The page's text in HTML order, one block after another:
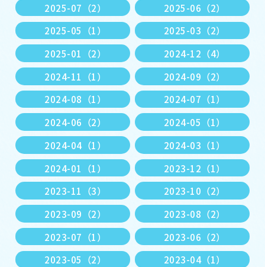
2025-07（2）
2025-06（2）
2025-05（1）
2025-03（2）
2025-01（2）
2024-12（4）
2024-11（1）
2024-09（2）
2024-08（1）
2024-07（1）
2024-06（2）
2024-05（1）
2024-04（1）
2024-03（1）
2024-01（1）
2023-12（1）
2023-11（3）
2023-10（2）
2023-09（2）
2023-08（2）
2023-07（1）
2023-06（2）
2023-05（2）
2023-04（1）